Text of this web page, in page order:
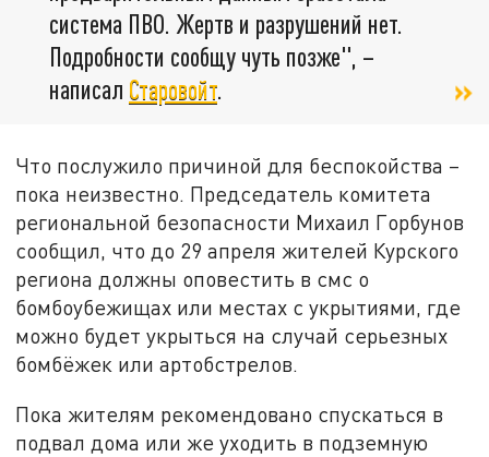
система ПВО. Жертв и разрушений нет.
Подробности сообщу чуть позже", –
написал Старовойт.
Что послужило причиной для беспокойства –
пока неизвестно. Председатель комитета
региональной безопасности Михаил Горбунов
сообщил, что до 29 апреля жителей Курского
региона должны оповестить в смс о
бомбоубежищах или местах с укрытиями, где
можно будет укрыться на случай серьезных
бомбёжек или артобстрелов.
Пока жителям рекомендовано спускаться в
подвал дома или же уходить в подземную